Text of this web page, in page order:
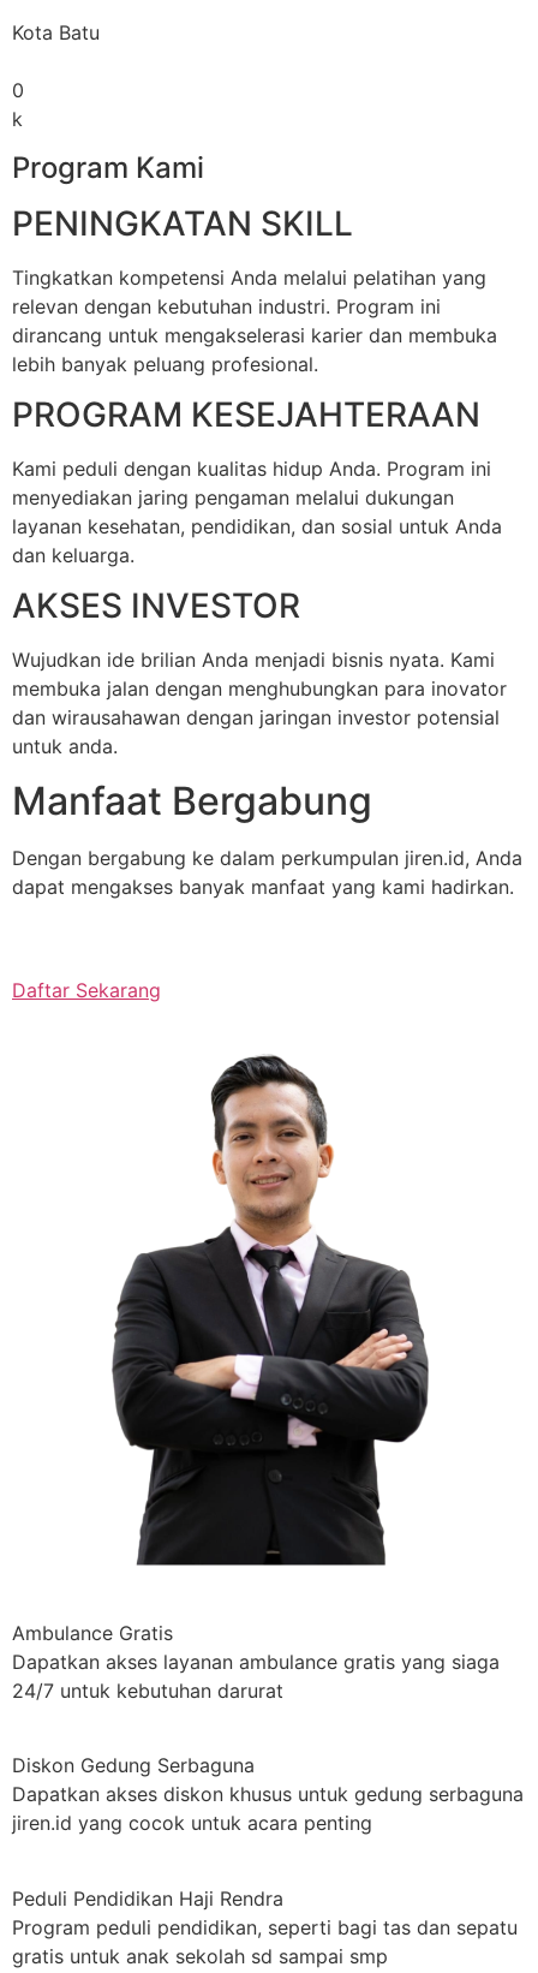
Kota Batu
0
k
Program Kami
PENINGKATAN SKILL
Tingkatkan kompetensi Anda melalui pelatihan yang
relevan dengan kebutuhan industri. Program ini
dirancang untuk mengakselerasi karier dan membuka
lebih banyak peluang profesional.
PROGRAM KESEJAHTERAAN
Kami peduli dengan kualitas hidup Anda. Program ini
menyediakan jaring pengaman melalui dukungan
layanan kesehatan, pendidikan, dan sosial untuk Anda
dan keluarga.
AKSES INVESTOR
Wujudkan ide brilian Anda menjadi bisnis nyata. Kami
membuka jalan dengan menghubungkan para inovator
dan wirausahawan dengan jaringan investor potensial
untuk anda.
Manfaat Bergabung
Dengan bergabung ke dalam perkumpulan jiren.id, Anda
dapat mengakses banyak manfaat yang kami hadirkan.
Daftar Sekarang
Ambulance Gratis
Dapatkan akses layanan ambulance gratis yang siaga
24/7 untuk kebutuhan darurat
Diskon Gedung Serbaguna
Dapatkan akses diskon khusus untuk gedung serbaguna
jiren.id yang cocok untuk acara penting
Peduli Pendidikan Haji Rendra
Program peduli pendidikan, seperti bagi tas dan sepatu
gratis untuk anak sekolah sd sampai smp